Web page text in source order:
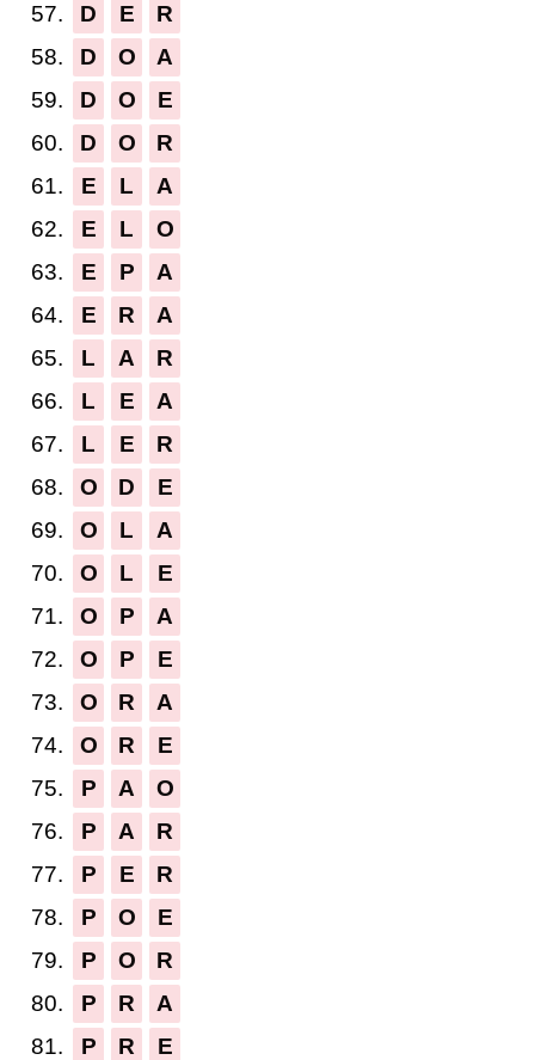
57.
D E
R
58.
D O
A
59.
D O
E
60.
D O
R
61.
E L
A
62.
E L
O
63.
E P
A
64.
E R
A
65.
L A
R
66.
L E
A
67.
L E
R
68.
O D
E
69.
O L
A
70.
O L
E
71.
O P
A
72.
O P
E
73.
O R
A
74.
O R
E
75.
P A
O
76.
P A
R
77.
P E
R
78.
P O
E
79.
P O
R
80.
P R
A
81.
P R
E